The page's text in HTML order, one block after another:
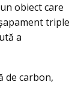
obiect care
triple
a
de carbon,